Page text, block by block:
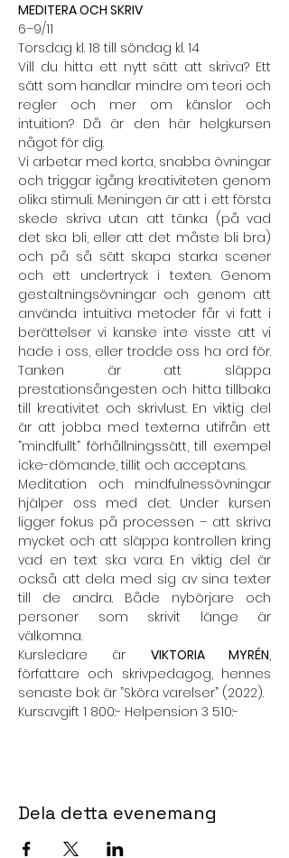
MEDITERA OCH SKRIV
6–9/11
Torsdag kl. 18 till söndag kl. 14
Vill du hitta ett nytt sätt att skriva? Ett
sätt som handlar mindre om teori och
regler och mer om känslor och
intuition? Då är den här helgkursen
något för dig.
Vi arbetar med korta, snabba övningar
och triggar igång kreativiteten genom
olika stimuli. Meningen är att i ett första
skede skriva utan att tänka (på vad
det ska bli, eller att det måste bli bra)
och på så sätt skapa starka scener
och ett undertryck i texten. Genom
gestaltningsövningar och genom att
använda intuitiva metoder får vi fatt i
berättelser vi kanske inte visste att vi
hade i oss, eller trodde oss ha ord för.
Tanken är att släppa
prestationsångesten och hitta tillbaka
till kreativitet och skrivlust. En viktig del
är att jobba med texterna utifrån ett
”mindfullt” förhållningssätt, till exempel
icke-dömande, tillit och acceptans.
Meditation och mindfulnessövningar
hjälper oss med det. Under kursen
ligger fokus på processen – att skriva
mycket och att släppa kontrollen kring
vad en text ska vara. En viktig del är
också att dela med sig av sina texter
till de andra. Både nybörjare och
personer som skrivit länge är
välkomna.
Kursledare är VIKTORIA MYRÉN,
författare och skrivpedagog, hennes
senaste bok är ”Sköra varelser” (2022).
Kursavgift 1 800:- Helpension 3 510:-
Dela detta evenemang